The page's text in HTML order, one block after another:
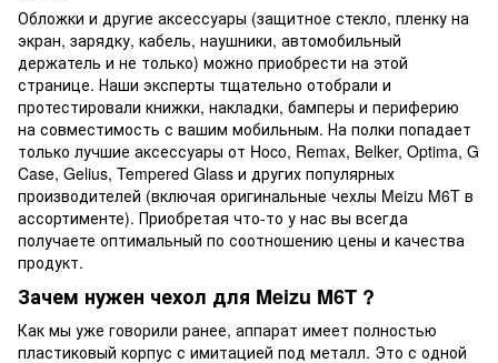
Обложки и другие аксессуары (защитное стекло, пленку на
экран, зарядку, кабель, наушники, автомобильный
держатель и не только) можно приобрести на этой
странице. Наши эксперты тщательно отобрали и
протестировали книжки, накладки, бамперы и периферию
на совместимость с вашим мобильным. На полки попадает
только лучшие аксессуары от Hoco, Remax, Belker, Optima, G
Case, Gelius, Tempered Glass и других популярных
производителей (включая оригинальные чехлы Meizu M6T в
ассортименте). Приобретая что-то у нас вы всегда
получаете оптимальный по соотношению цены и качества
продукт.
Зачем нужен чехол для Meizu M6T ?
Как мы уже говорили ранее, аппарат имеет полностью
пластиковый корпус с имитацией под металл. Это с одной